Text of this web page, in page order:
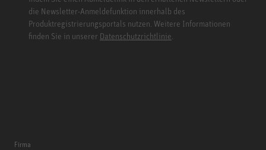
die Newsletter-Anmeldefunktion innerhalb des
Produktregistrierungsportals nutzen. Weitere Informationen
finden Sie in unserer Datenschutzrichtlinie
Firma